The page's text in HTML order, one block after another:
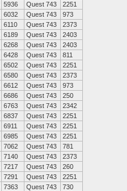
5936 Quest 743
2251
6032 Quest 743
973
6110 Quest 743
2373
6189 Quest 743
2403
6268 Quest 743
2403
6428 Quest 743
811
6502 Quest 743
2251
6580 Quest 743
2373
6612 Quest 743
973
6686 Quest 743
250
6763 Quest 743
2342
6837 Quest 743
2251
6911 Quest 743
2251
6985 Quest 743
2251
7062 Quest 743
781
7140 Quest 743
2373
7217 Quest 743
260
7291 Quest 743
2251
7363 Quest 743
730